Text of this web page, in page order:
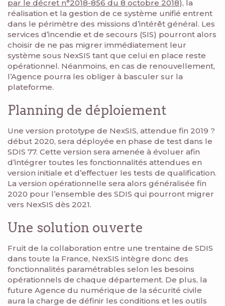
par le décret n°2018-856 du 8 octobre 2018), la
réalisation et la gestion de ce système unifié entrent
dans le périmètre des missions d’intérêt général. Les
services d’incendie et de secours (SIS) pourront alors
choisir de ne pas migrer immédiatement leur
système sous NexSIS tant que celui en place reste
opérationnel. Néanmoins, en cas de renouvellement,
l’Agence pourra les obliger à basculer sur la
plateforme.
Planning de déploiement
Une version prototype de NexSIS, attendue fin 2019 ?
début 2020, sera déployée en phase de test dans le
SDIS 77. Cette version sera amenée à évoluer afin
d’intégrer toutes les fonctionnalités attendues en
version initiale et d’effectuer les tests de qualification.
La version opérationnelle sera alors généralisée fin
2020 pour l’ensemble des SDIS qui pourront migrer
vers NexSIS dès 2021.
Une solution ouverte
Fruit de la collaboration entre une trentaine de SDIS
dans toute la France, NexSIS intègre donc des
fonctionnalités paramétrables selon les besoins
opérationnels de chaque département. De plus, la
future Agence du numérique de la sécurité civile
aura la charge de définir les conditions et les outils